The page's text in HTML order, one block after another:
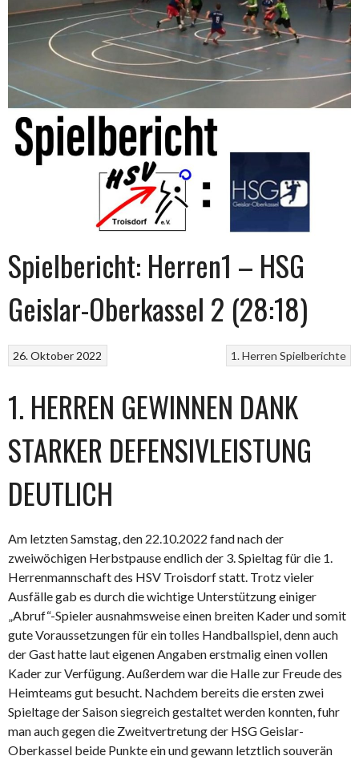
Spielbericht: Herren1 – HSG
Geislar-Oberkassel 2 (28:18)
1. Herren Spielberichte
26. Oktober 2022
1. HERREN GEWINNEN DANK
STARKER DEFENSIVLEISTUNG
DEUTLICH
Am letzten Samstag, den 22.10.2022 fand nach der
zweiwöchigen Herbstpause endlich der 3. Spieltag für die 1.
Herrenmannschaft des HSV Troisdorf statt. Trotz vieler
Ausfälle gab es durch die wichtige Unterstützung einiger
„Abruf“-Spieler ausnahmsweise einen breiten Kader und somit
gute Voraussetzungen für ein tolles Handballspiel, denn auch
der Gast hatte laut eigenen Angaben erstmalig einen vollen
Kader zur Verfügung. Außerdem war die Halle zur Freude des
Heimteams gut besucht. Nachdem bereits die ersten zwei
Spieltage der Saison siegreich gestaltet werden konnten, fuhr
man auch gegen die Zweitvertretung der HSG Geislar-
Oberkassel beide Punkte ein und gewann letztlich souverän